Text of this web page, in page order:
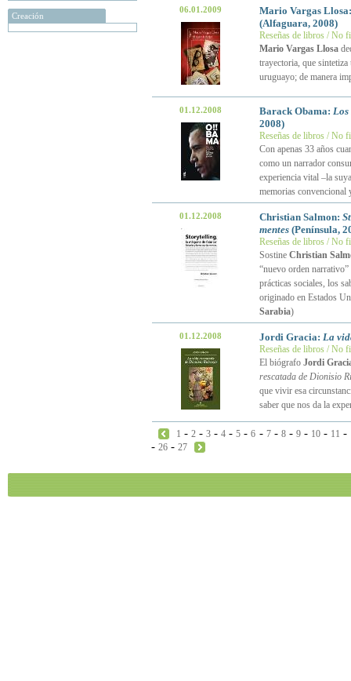
Creación
06.01.2009
Mario Vargas
(Alfaguara, 2008)
Reseñas de libros / No
Mario Vargas Llosa
trayectoria, que
uruguayo; de manera
01.12.2008 Barack Obama: Los
2008)
Reseñas de libros / No
Con apenas 33 años
como un narrador
experiencia vital –la
memorias convencional
01.12.2008 Christian Salmon:
mentes(Península,
Reseñas de libros / No
Sostine Christian
“nuevo orden
prácticas sociales, los
originado en Estados
Sarabia)
01.12.2008 Jordi Gracia: La
Reseñas de libros / No
El biógrafo Jordi
rescatada de Dionisio
que vivir esa
saber que nos da la
1 -2 -3 -4 -5 -6 - 7- 8- 9- 10- 11 -
- 26 - 27